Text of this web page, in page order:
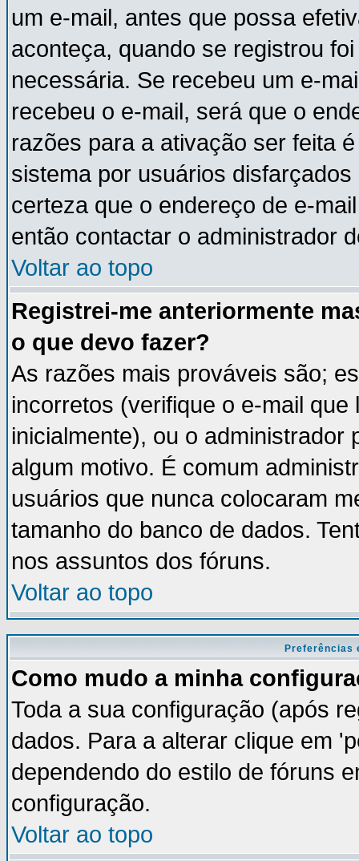
um e-mail, antes que possa
aconteça, quando se registrou
necessária. Se recebeu um e-
recebeu o e-mail, será que o
razões para a ativação ser feita
sistema por usuários
certeza que o endereço de e-
então contactar o administrador
Voltar ao topo
Registrei-me anteriormente
o que devo fazer?
As razões mais prováveis são;
incorretos (verifique o e-mail
inicialmente), ou o
algum motivo. É comum
usuários que nunca colocaram
tamanho do banco de dados.
nos assuntos dos fóruns.
Voltar ao topo
Preferências
Como mudo a minha
Toda a sua configuração (após
dados. Para a alterar clique em
dependendo do estilo de fóruns
configuração.
Voltar ao topo